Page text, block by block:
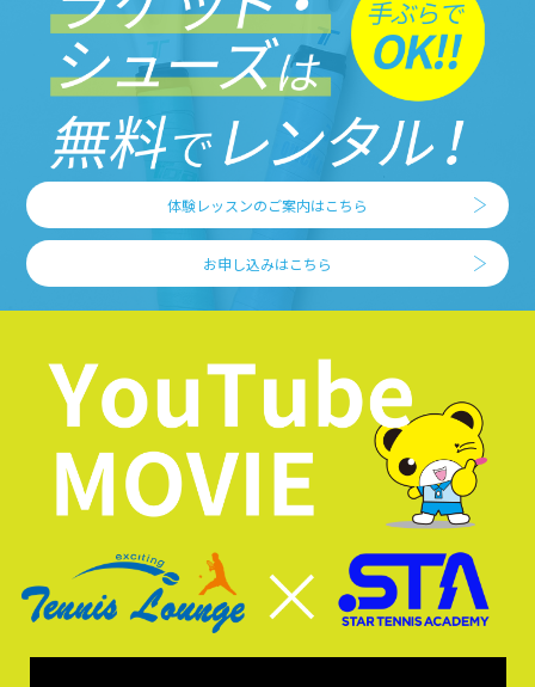
体験レッスンのご案内はこちら
お申し込みはこちら